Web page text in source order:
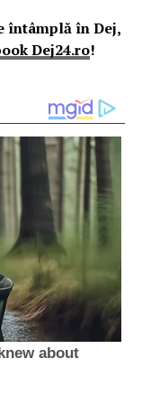
întâmplă în Dej,
Dej24.ro!